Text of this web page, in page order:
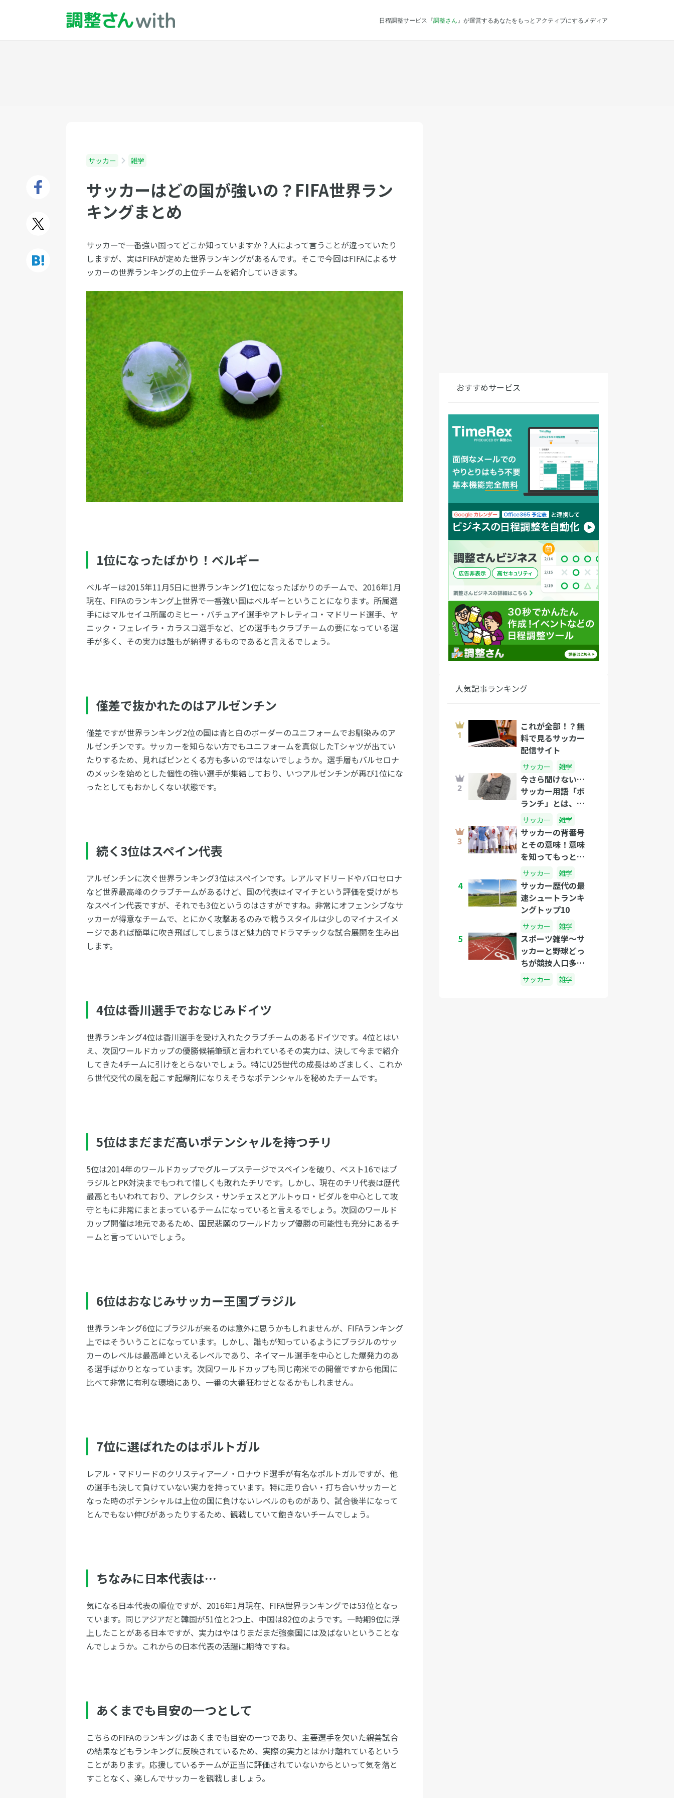
日程調整サービス『調整さん 』が運営するあなたをもっとアクティブにするメディア
サッカー 雑学
サッカーはどの国が強いの？FIFA世界ラン
キングまとめ
サッカーで一番強い国ってどこか知っていますか？人によって言うことが違っていたり
しますが、実はFIFAが定めた世界ランキングがあるんです。そこで今回はFIFAによるサ
ッカーの世界ランキングの上位チームを紹介していきます。
1位になったばかり！ベルギー
ベルギーは2015年11月5日に世界ランキング1位になったばかりのチームで、2016年1月
現在、FIFAのランキング上世界で一番強い国はベルギーということになります。所属選
手にはマルセイユ所属のミヒー・バチュアイ選手やアトレティコ・マドリード選手、ヤ
ニック・フェレイラ・カラスコ選手など、どの選手もクラブチームの要になっている選
手が多く、その実力は誰もが納得するものであると言えるでしょう。
僅差で抜かれたのはアルゼンチン
僅差ですが世界ランキング2位の国は青と白のボーダーのユニフォームでお馴染みのア
ルゼンチンです。サッカーを知らない方でもユニフォームを真似したTシャツが出てい
たりするため、見ればピンとくる方も多いのではないでしょうか。選手層もバルセロナ
のメッシを始めとした個性の強い選手が集結しており、いつアルゼンチンが再び1位にな
ったとしてもおかしくない状態です。
続く3位はスペイン代表
アルゼンチンに次ぐ世界ランキング3位はスペインです。レアルマドリードやバロセロナ
など世界最高峰のクラブチームがあるけど、国の代表はイマイチという評価を受けがち
なスペイン代表ですが、それでも3位というのはさすがですね。非常にオフェンシブなサ
ッカーが得意なチームで、とにかく攻撃あるのみで戦うスタイルは少しのマイナスイメ
ージであれば簡単に吹き飛ばしてしまうほど魅力的でドラマチックな試合展開を生み出
します。
4位は香川選手でおなじみドイツ
世界ランキング4位は香川選手を受け入れたクラブチームのあるドイツです。4位とはい
え、次回ワールドカップの優勝候補筆頭と言われているその実力は、決して今まで紹介
してきた4チームに引けをとらないでしょう。特にU25世代の成長はめざましく、これか
ら世代交代の風を起こす起爆剤になりえそうなポテンシャルを秘めたチームです。
5位はまだまだ高いポテンシャルを持つチリ
5位は2014年のワールドカップでグループステージでスペインを破り、ベスト16ではブ
ラジルとPK対決までもつれて惜しくも敗れたチリです。しかし、現在のチリ代表は歴代
最高ともいわれており、アレクシス・サンチェスとアルトゥロ・ビダルを中心として攻
守ともに非常にまとまっているチームになっていると言えるでしょう。次回のワールド
カップ開催は地元であるため、国民悲願のワールドカップ優勝の可能性も充分にあるチ
ームと言っていいでしょう。
6位はおなじみサッカー王国ブラジル
世界ランキング6位にブラジルが来るのは意外に思うかもしれませんが、FIFAランキング
上ではそういうことになっています。しかし、誰もが知っているようにブラジルのサッ
カーのレベルは最高峰といえるレベルであり、ネイマール選手を中心とした爆発力のあ
る選手ばかりとなっています。次回ワールドカップも同じ南米での開催ですから他国に
比べて非常に有利な環境にあり、一番の大番狂わせとなるかもしれません。
7位に選ばれたのはポルトガル
レアル・マドリードのクリスティアーノ・ロナウド選手が有名なポルトガルですが、他
の選手も決して負けていない実力を持っています。特に走り合い・打ち合いサッカーと
なった時のポテンシャルは上位の国に負けないレベルのものがあり、試合後半になって
とんでもない伸びがあったりするため、観戦していて飽きないチームでしょう。
ちなみに日本代表は…
気になる日本代表の順位ですが、2016年1月現在、FIFA世界ランキングでは53位となっ
ています。同じアジアだと韓国が51位と2つ上、中国は82位のようです。一時期9位に浮
上したことがある日本ですが、実力はやはりまだまだ強豪国には及ばないということな
んでしょうか。これからの日本代表の活躍に期待ですね。
あくまでも目安の一つとして
こちらのFIFAのランキングはあくまでも目安の一つであり、主要選手を欠いた親善試合
の結果などもランキングに反映されているため、実際の実力とはかけ離れているという
ことがあります。応援しているチームが正当に評価されていないからといって気を落と
すことなく、楽しんでサッカーを観戦しましょう。
おすすめサービス
人気記事ランキング
これが全部！？無
料で見るサッカー
配信サイト
サッカー 雑学
今さら聞けない…
サッカー用語「ボ
ランチ」とは、一
体なんだ！？
サッカー 雑学
サッカーの背番号
とその意味！意味
を知ってもっとサ
ッカーを楽しも
う！
サッカー 雑学
4
サッカー歴代の最
速シュートランキ
ングトップ10
サッカー 雑学
5
スポーツ雑学～サ
ッカーと野球どっ
ちが競技人口多い
の?～
サッカー 雑学